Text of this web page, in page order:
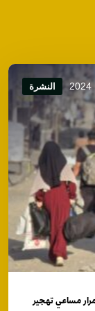
النشرة
مساعي تهجير